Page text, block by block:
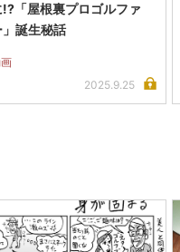
!?「屋根裏プロゴルファ
」誕生秘話
2025.9.25